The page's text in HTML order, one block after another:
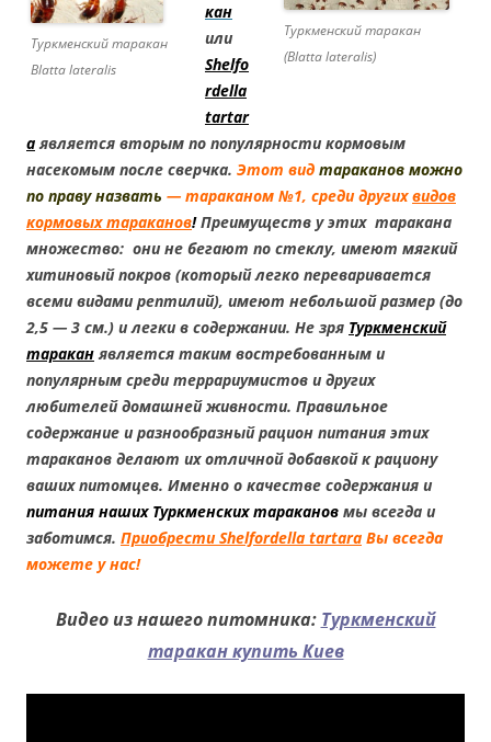
Туркменский таракан
Blatta lateralis
Туркменский таракан
(Blatta lateralis)
кан
или
Shelfo
rdella
tartar
a является вторым по популярности кормовым
насекомым после сверчка. Этот вид тараканов можно
по праву назвать — тараканом №1, среди другихвидов
кормовых тараканов!Преимуществ у этих таракана
множество: они не бегают по стеклу, имеют мягкий
хитиновый покров (который легко переваривается
всеми видами рептилий), имеют небольшой размер (до
2,5 — 3 см.) и легки в содержании. Не зря Туркменский
таракан является таким востребованным и
популярным среди террариумистов и других
любителей домашней живности. Правильное
содержание и разнообразный рацион питания этих
тараканов делают их отличной добавкой к рациону
ваших питомцев. Именно о качестве содержания и
питания наших Туркменских тараканов мы всегда и
заботимся. Приобрести Shelfordella tartara Вы всегда
можете у нас!
Видео из нашего питомника: Туркменский
таракан купить Киев